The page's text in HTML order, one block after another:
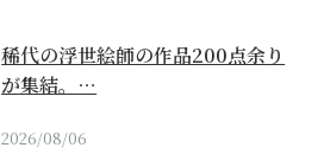
稀代の浮世絵師の作品200点余り
が集結。…
2026/08/06